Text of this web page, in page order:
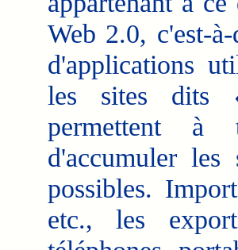
Web 2.0, c'est-
d'applications
les sites dits
permettent à
d'accumuler les
possibles.
etc., les